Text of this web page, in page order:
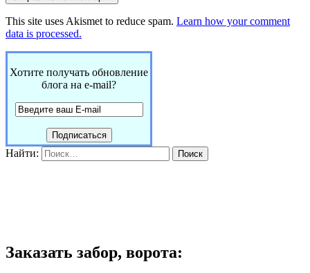
This site uses Akismet to reduce spam. Learn how your comment
data is processed.
Хотите получать обновление
блога на e-mail?
Найти:
Заказать забор, ворота: